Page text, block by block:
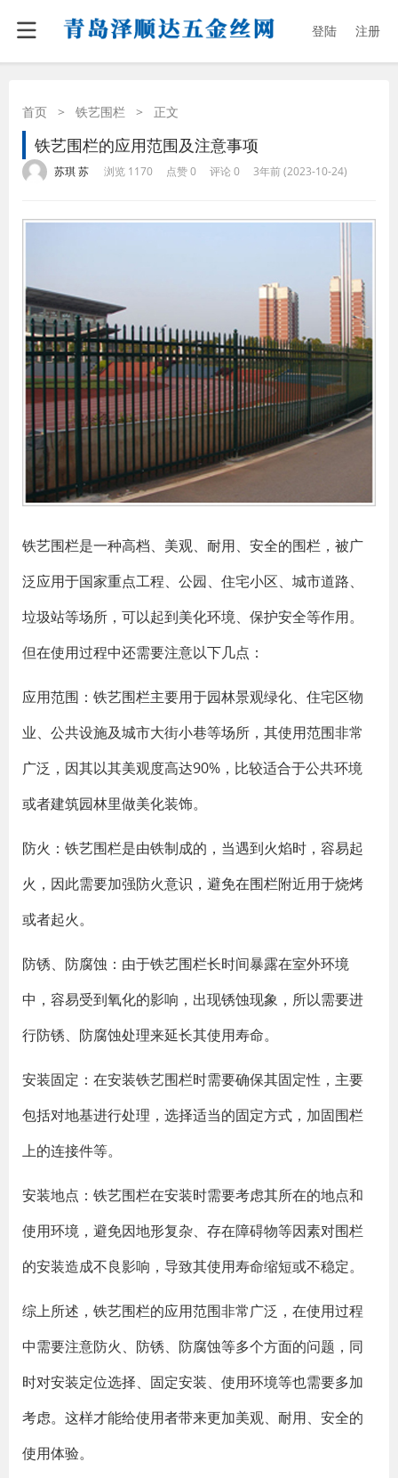
登陆 注册
首页 > 铁艺围栏 > 正文
铁艺围栏的应用范围及注意事项
苏琪 苏 浏览 1170 点赞 0 评论 0 3年前 (2023-10-24)
铁艺围栏是一种高档、美观、耐用、安全的围栏，被广
泛应用于国家重点工程、公园、住宅小区、城市道路、
垃圾站等场所，可以起到美化环境、保护安全等作用。
但在使用过程中还需要注意以下几点：
应用范围：铁艺围栏主要用于园林景观绿化、住宅区物
业、公共设施及城市大街小巷等场所，其使用范围非常
广泛，因其以其美观度高达90%，比较适合于公共环境
或者建筑园林里做美化装饰。
防火：铁艺围栏是由铁制成的，当遇到火焰时，容易起
火，因此需要加强防火意识，避免在围栏附近用于烧烤
或者起火。
防锈、防腐蚀：由于铁艺围栏长时间暴露在室外环境
中，容易受到氧化的影响，出现锈蚀现象，所以需要进
行防锈、防腐蚀处理来延长其使用寿命。
安装固定：在安装铁艺围栏时需要确保其固定性，主要
包括对地基进行处理，选择适当的固定方式，加固围栏
上的连接件等。
安装地点：铁艺围栏在安装时需要考虑其所在的地点和
使用环境，避免因地形复杂、存在障碍物等因素对围栏
的安装造成不良影响，导致其使用寿命缩短或不稳定。
综上所述，铁艺围栏的应用范围非常广泛，在使用过程
中需要注意防火、防锈、防腐蚀等多个方面的问题，同
时对安装定位选择、固定安装、使用环境等也需要多加
考虑。这样才能给使用者带来更加美观、耐用、安全的
使用体验。